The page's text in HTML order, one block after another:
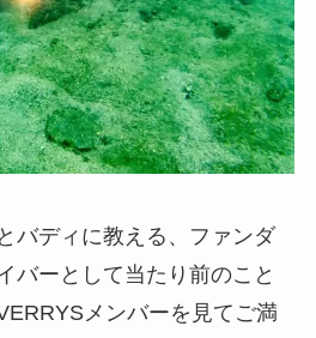
バディに教える、ファンダ
バーとして当たり前のこと
メンバーを見てご満